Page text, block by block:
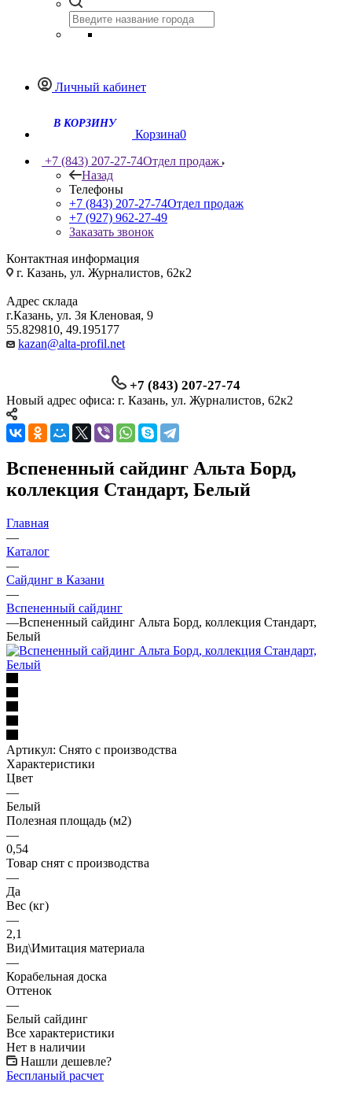
Личный кабинет
Корзина0
+7 (843) 207-27-74Отдел продаж
Назад
Телефоны
+7 (843) 207-27-74Отдел продаж
+7 (927) 962-27-49
Заказать звонок
Контактная информация
г. Казань, ул. Журналистов, 62к2
Адрес склада
г.Казань, ул. 3я Кленовая, 9
55.829810, 49.195177
kazan@alta-profil.net
+7 (843) 207-27-74
Новый адрес офиса: г. Казань, ул. Журналистов, 62к2
Вспененный сайдинг Альта Борд,
коллекция Стандарт, Белый
Главная
—
Каталог
—
Сайдинг в Казани
—
Вспененный сайдинг
—Вспененный сайдинг Альта Борд, коллекция Стандарт,
Белый
Артикул: Снято с производства
Характеристики
Цвет
—
Белый
Полезная площадь (м2)
—
0,54
Товар снят с производства
—
Да
Вес (кг)
—
2,1
Вид\Имитация материала
—
Корабельная доска
Оттенок
—
Белый сайдинг
Все характеристики
Нет в наличии
Нашли дешевле?
Беспланый расчет